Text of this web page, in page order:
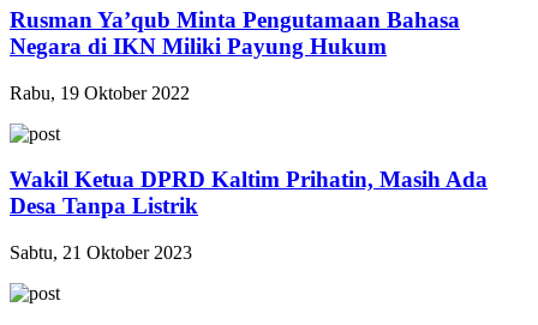
Rusman Ya’qub Minta Pengutamaan Bahasa
Negara di IKN Miliki Payung Hukum
Rabu, 19 Oktober 2022
Wakil Ketua DPRD Kaltim Prihatin, Masih Ada
Desa Tanpa Listrik
Sabtu, 21 Oktober 2023